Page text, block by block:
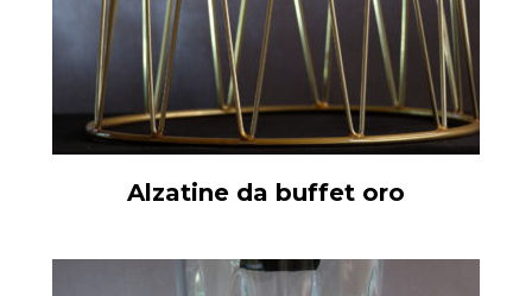
Alzatine da buffet oro